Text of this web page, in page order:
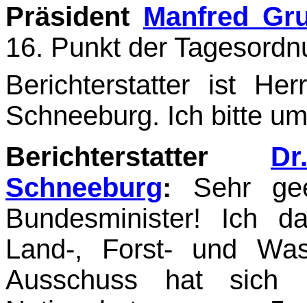
Präsident Manfred
16. Punkt der
Berichterstatter ist
Schneeburg. Ich bitte
Berichterstatter
Schneeburg: Sehr
Bundesminister! Ich
Land-, Forst- und
Ausschuss hat sich